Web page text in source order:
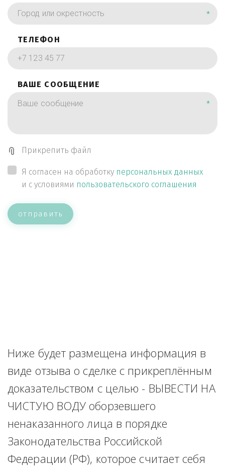
*
ТЕЛЕФОН
ВАШЕ СООБЩЕНИЕ
*
Прикрепить файл
Я согласен на обработку персональных данных
и с условиями пользовательского соглашения
отправить
Ниже будет размещена информация в
виде отзыва о сделке с прикреплённым
доказательством с целью - ВЫВЕСТИ НА
ЧИСТУЮ ВОДУ оборзевшего
ненаказанного лица в порядке
Законодательства Российской
Федерации (РФ), которое считает себя